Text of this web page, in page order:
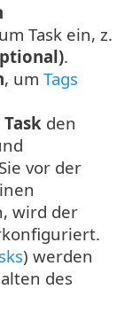
Task ein, z.
.
, um Tags
Task den
vor der
wird der
) werden
des